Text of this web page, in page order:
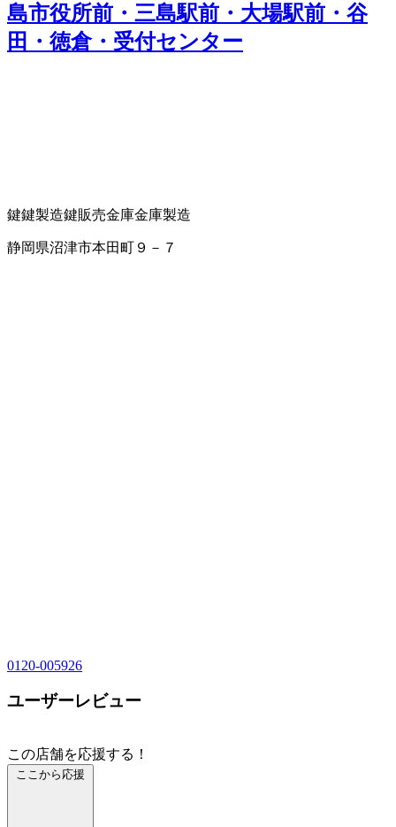
島市役所前・三島駅前・大場駅前・谷
田・徳倉・受付センター
鍵鍵製造鍵販売金庫金庫製造
静岡県沼津市本田町９－７
0120-005926
ユーザーレビュー
この店舗を応援する！
ここから応援